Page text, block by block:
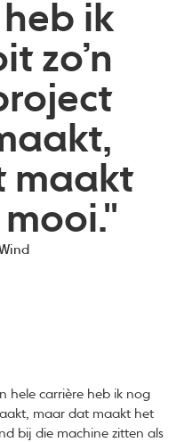
ik
zo’n
maakt
hele carrière heb ik nog
maar dat maakt het
bij die machine zitten als